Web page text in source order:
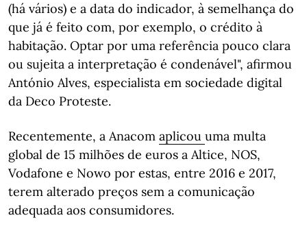
(há vários) e a data do indicador, à semelhança do
que já é feito com, por exemplo, o crédito à
habitação. Optar por uma referência pouco clara
ou sujeita a interpretação é condenável", afirmou
António Alves, especialista em sociedade digital
da Deco Proteste.
Recentemente, a Anacom aplicou uma multa
global de 15 milhões de euros a Altice, NOS,
Vodafone e Nowo por estas, entre 2016 e 2017,
terem alterado preços sem a comunicação
adequada aos consumidores.